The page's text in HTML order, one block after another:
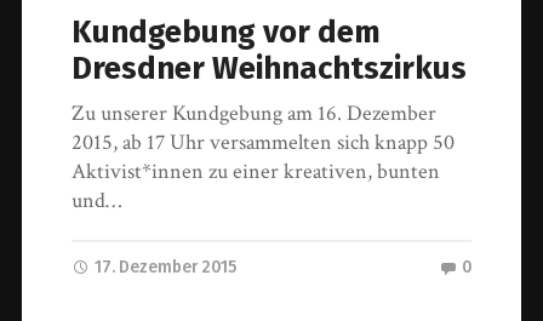
Kundgebung vor dem
Dresdner Weihnachtszirkus
Zu unserer Kundgebung am 16. Dezember
2015, ab 17 Uhr versammelten sich knapp 50
Aktivist*innen zu einer kreativen, bunten
und…
17. Dezember 2015 0